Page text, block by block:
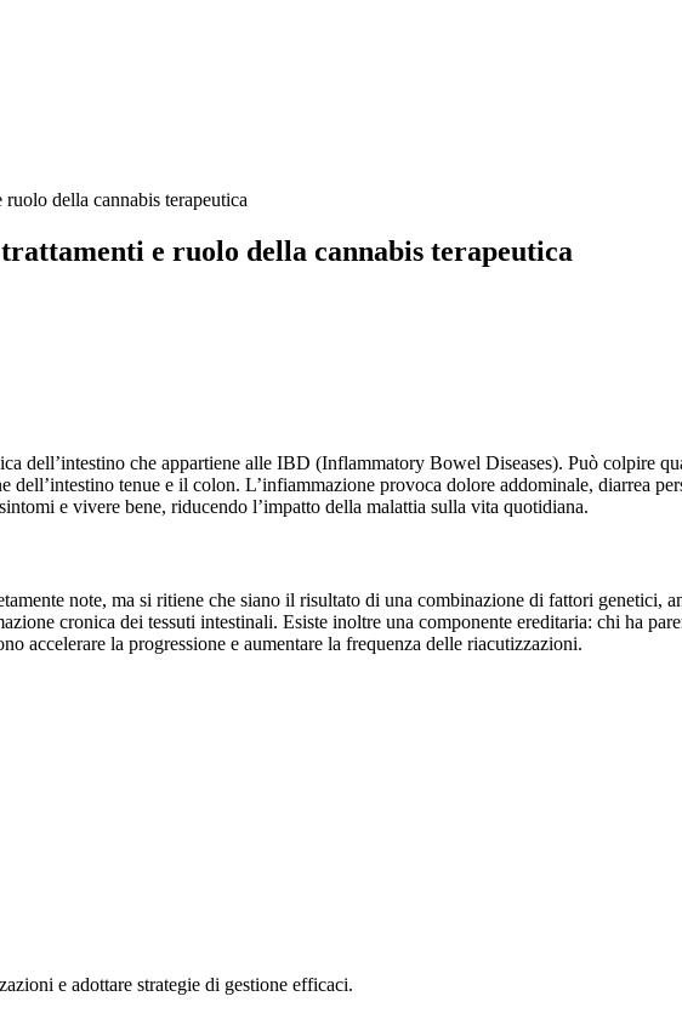
della cannabis terapeutica
e ruolo della cannabis terapeutica
dell’intestino che appartiene alle IBD (Inflammatory Bowel Diseases). Può colpire
dell’intestino tenue e il colon. L’infiammazione provoca dolore addominale, diarrea
e vivere bene, riducendo l’impatto della malattia sulla vita quotidiana.
note, ma si ritiene che siano il risultato di una combinazione di fattori genetici,
cronica dei tessuti intestinali. Esiste inoltre una componente ereditaria: chi ha
accelerare la progressione e aumentare la frequenza delle riacutizzazioni.
e adottare strategie di gestione efficaci.